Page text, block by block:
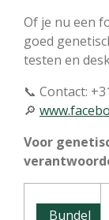
Of je nu een
goed
testen en
📞 Contact:
🔎
Voor
Bundel